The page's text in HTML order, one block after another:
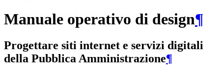
Manuale operativo di design¶
Progettare siti internet e servizi digitali
della Pubblica Amministrazione¶